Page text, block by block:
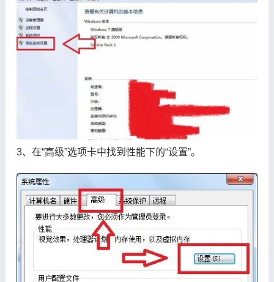
3、在“高级”选项卡中找到性能下的“设置”。